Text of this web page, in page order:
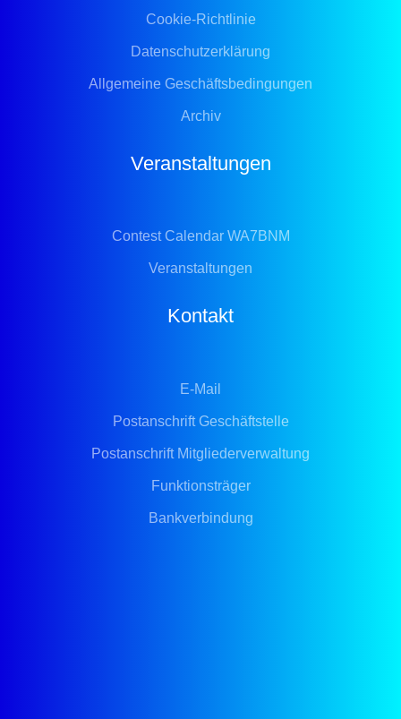
Cookie-Richtlinie
Datenschutzerklärung
Allgemeine Geschäftsbedingungen
Archiv
Veranstaltungen
Contest Calendar WA7BNM
Veranstaltungen
Kontakt
E-Mail
Postanschrift Geschäftstelle
Postanschrift Mitgliederverwaltung
Funktionsträger
Bankverbindung